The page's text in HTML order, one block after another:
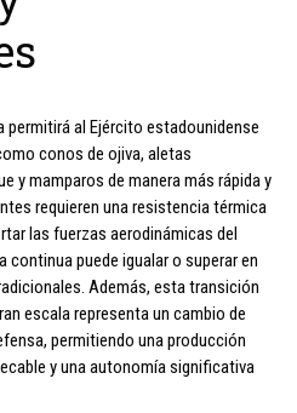
al Ejército estadounidense
conos de ojiva, aletas
y mamparos de manera más rápida y
requieren una resistencia térmica
las fuerzas aerodinámicas del
continua puede igualar o superar en
Además, esta transición
escala representa un cambio de
permitiendo una producción
y una autonomía significativa